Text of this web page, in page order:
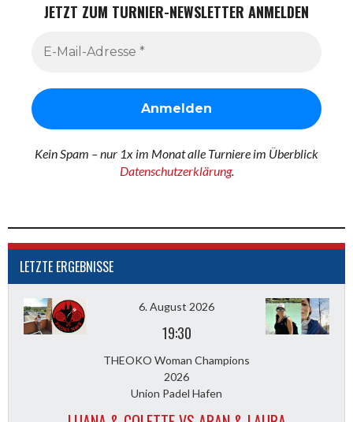
JETZT ZUM TURNIER-NEWSLETTER ANMELDEN
Kein Spam – nur 1x im Monat alle Turniere im Überblick
Datenschutzerklärung.
LETZTE ERGEBNISSE
6. August 2026
19:30
THEOKO Woman Champions
2026
Union Padel Hafen